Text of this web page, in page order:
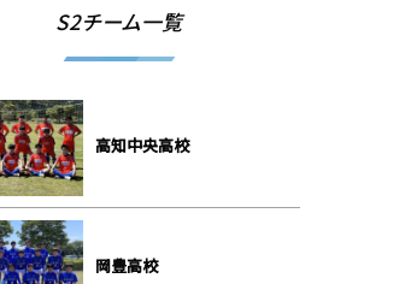
S2チーム一覧
高知中央高校
岡豊高校